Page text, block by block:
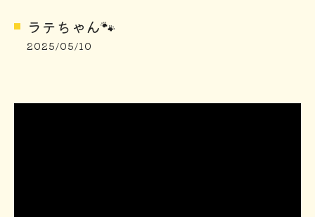
ラテちゃん🐾
2025/05/10